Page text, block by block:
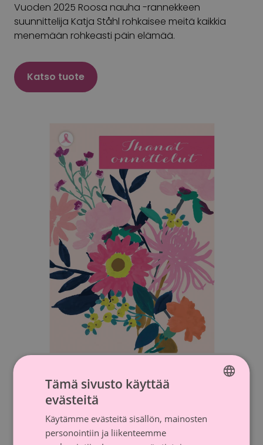
Vuoden 2025 Roosa nauha -rannekkeen
suunnittelija Katja Ståhl rohkaisee meitä kaikkia
menemään rohkeasti päin elämää.
Katso tuote
1-os kortti Roosa nauha Kukat
Roosa nauha postikortti.
Katso tuote
SWEDISH
Tämä sivusto käyttää
evästeitä
Käytämme evästeitä sisällön, mainosten
personointiin ja liikenteemme